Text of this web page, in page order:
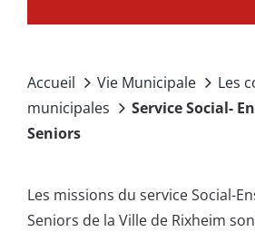
Accueil Vie Municipale
Les
municipales
Service Social-
Seniors
Les missions du service Social-
Seniors de la Ville de Rixheim